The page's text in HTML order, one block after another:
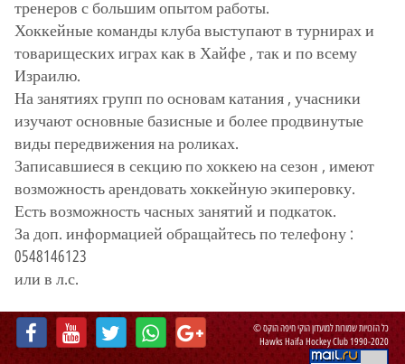
тренеров с большим опытом работы.
Хоккейные команды клуба выступают в турнирах и
товарищеских играх как в Хайфе , так и по всему
Израилю.
На занятиях групп по основам катания , учасники
изучают основные базисные и более продвинутые
виды передвижения на роликах.
Записавшиеся в секцию по хоккею на сезон , имеют
возможность арендовать хоккейную экиперовку.
Есть возможность часных занятий и подкаток.
За доп. информацией обращайтесь по телефону :
0548146123
или в л.с.
כל הזכויות שמורות למועדון הוקי חיפה הוקס ©
Hawks Haifa Hockey Club 1990-2020